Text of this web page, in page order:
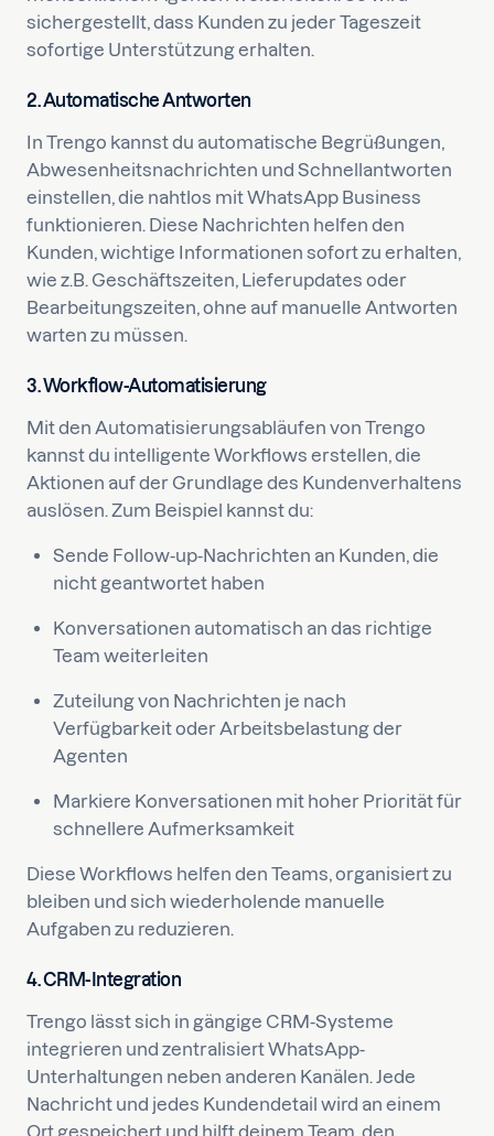
sichergestellt, dass Kunden zu jeder Tageszeit
sofortige Unterstützung erhalten.
2. Automatische Antworten
In Trengo kannst du automatische Begrüßungen,
Abwesenheitsnachrichten und Schnellantworten
einstellen, die nahtlos mit WhatsApp Business
funktionieren. Diese Nachrichten helfen den
Kunden, wichtige Informationen sofort zu erhalten,
wie z.B. Geschäftszeiten, Lieferupdates oder
Bearbeitungszeiten, ohne auf manuelle Antworten
warten zu müssen.
3. Workflow-Automatisierung
Mit den Automatisierungsabläufen von Trengo
kannst du intelligente Workflows erstellen, die
Aktionen auf der Grundlage des Kundenverhaltens
auslösen. Zum Beispiel kannst du:
Sende Follow-up-Nachrichten an Kunden, die
nicht geantwortet haben
Konversationen automatisch an das richtige
Team weiterleiten
Zuteilung von Nachrichten je nach
Verfügbarkeit oder Arbeitsbelastung der
Agenten
Markiere Konversationen mit hoher Priorität für
schnellere Aufmerksamkeit
Diese Workflows helfen den Teams, organisiert zu
bleiben und sich wiederholende manuelle
Aufgaben zu reduzieren.
4. CRM-Integration
Trengo lässt sich in gängige CRM-Systeme
integrieren und zentralisiert WhatsApp-
Unterhaltungen neben anderen Kanälen. Jede
Nachricht und jedes Kundendetail wird an einem
Ort gespeichert und hilft deinem Team, den